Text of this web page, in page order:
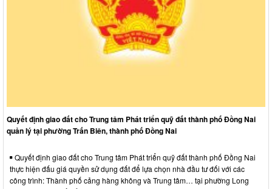
Quyết định giao đất cho Trung tâm Phát triển quỹ đất thành phố Đồng Nai
quản lý tại phường Trấn Biên, thành phố Đồng Nai
Quyết định giao đất cho Trung tâm Phát triển quỹ đất thành phố Đồng Nai
thực hiện đấu giá quyền sử dụng đất để lựa chọn nhà đầu tư đối với các
công trình: Thành phố cảng hàng không và Trung tâm… tại phường Long